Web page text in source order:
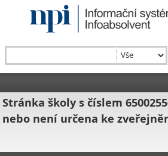
Stránka školy s číslem
nebo není určena ke